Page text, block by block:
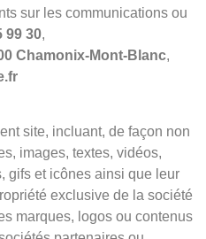
sur les communications ou
99 30,
Chamonix-Mont-Blanc,
site, incluant, de façon non
images, textes, vidéos,
gifs et icônes ainsi que leur
exclusive de la société
marques, logos ou contenus